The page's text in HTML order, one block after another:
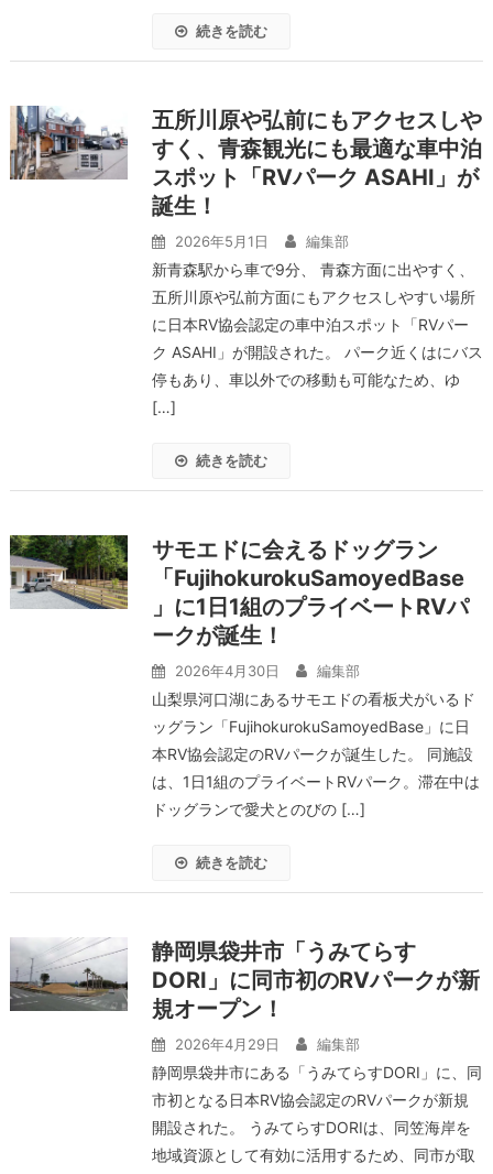
続きを読む
五所川原や弘前にもアクセスしや
すく、青森観光にも最適な車中泊
スポット「RVパーク ASAHI」が
誕生！
2026年5月1日 編集部
新青森駅から車で9分、 青森方面に出やすく、
五所川原や弘前方面にもアクセスしやすい場所
に日本RV協会認定の車中泊スポット「RVパー
ク ASAHI」が開設された。 パーク近くはにバス
停もあり、車以外での移動も可能なため、ゆ
[…]
続きを読む
サモエドに会えるドッグラン
「FujihokurokuSamoyedBase
」に1日1組のプライベートRVパ
ークが誕生！
2026年4月30日 編集部
山梨県河口湖にあるサモエドの看板犬がいるド
ッグラン「FujihokurokuSamoyedBase」に日
本RV協会認定のRVパークが誕生した。 同施設
は、1日1組のプライベートRVパーク。滞在中は
ドッグランで愛犬とのびの […]
続きを読む
静岡県袋井市「うみてらす
DORI」に同市初のRVパークが新
規オープン！
2026年4月29日 編集部
静岡県袋井市にある「うみてらすDORI」に、同
市初となる日本RV協会認定のRVパークが新規
開設された。 うみてらすDORIは、同笠海岸を
地域資源として有効に活用するため、同市が取